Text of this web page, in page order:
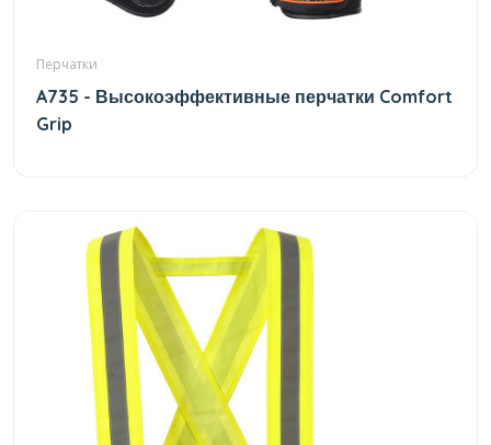
Перчатки
A735 - Высокоэффективные перчатки Comfort
Grip